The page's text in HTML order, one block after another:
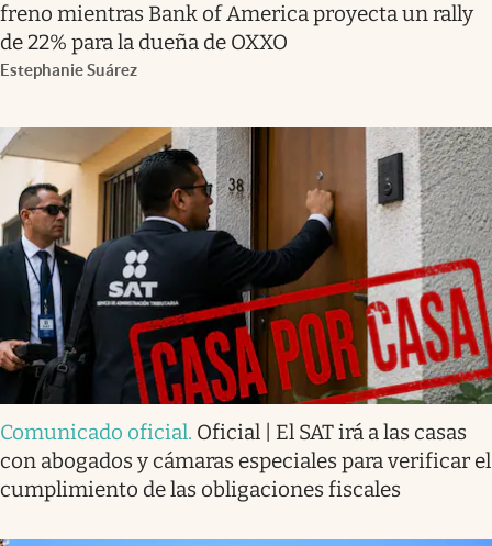
freno mientras Bank of America proyecta un rally
de 22% para la dueña de OXXO
Estephanie Suárez
Comunicado oficial. Oficial | El SAT irá a las casas
con abogados y cámaras especiales para verificar el
cumplimiento de las obligaciones fiscales